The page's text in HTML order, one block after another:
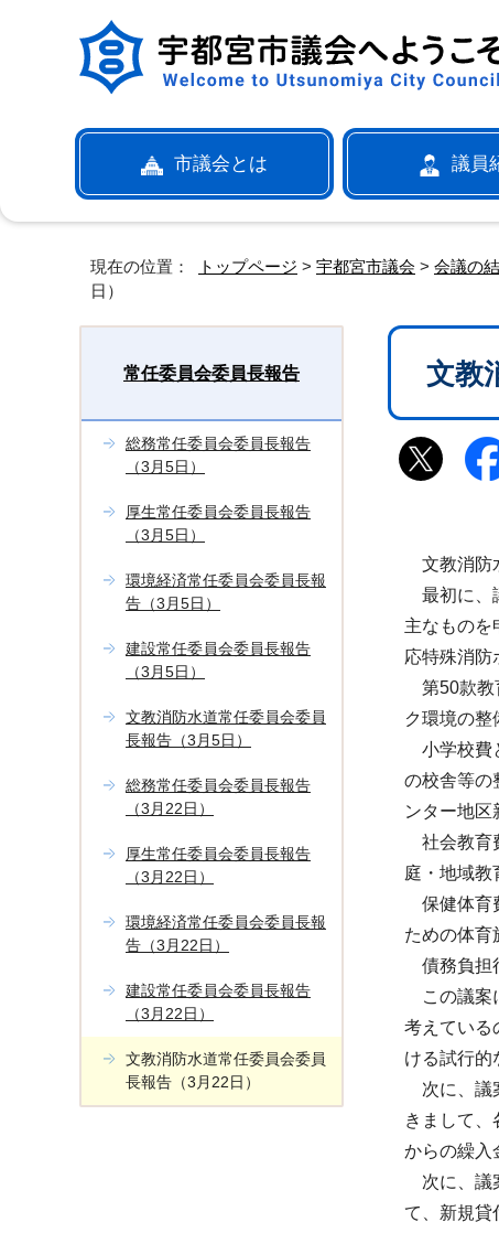
市議会とは 議員
現在の位置： トップページ > 宇都宮市議会 > 会議の
日）
文教
文教消防
最初に、
主なものを
応特殊消防
第50款教
ク環境の整
小学校費
の校舎等の
ンター地区
社会教育
庭・地域教
保健体育
ための体育
債務負担
この議案
考えている
ける試行的
次に、議
きまして
からの繰入
次に、議
て、新規貸
常任委員会委員長報告
総務常任委員会委員長報告
（3月5日）
厚生常任委員会委員長報告
（3月5日）
環境経済常任委員会委員長報
告（3月5日）
建設常任委員会委員長報告
（3月5日）
文教消防水道常任委員会委員
長報告（3月5日）
総務常任委員会委員長報告
（3月22日）
厚生常任委員会委員長報告
（3月22日）
環境経済常任委員会委員長報
告（3月22日）
建設常任委員会委員長報告
（3月22日）
文教消防水道常任委員会委員
長報告（3月22日）